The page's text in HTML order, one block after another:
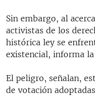
Sin embargo, al
activistas de los
histórica ley se
existencial, informa la
El peligro, señalan,
de votación